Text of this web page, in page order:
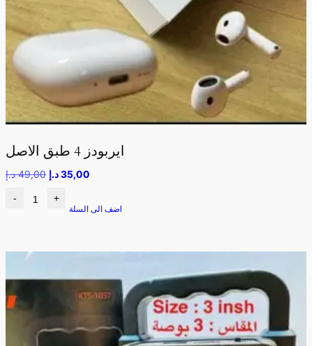
ايربودز 4 طبق الاصل
49,00 د.إ 35,00د.إ
- +
اضف الى السلة